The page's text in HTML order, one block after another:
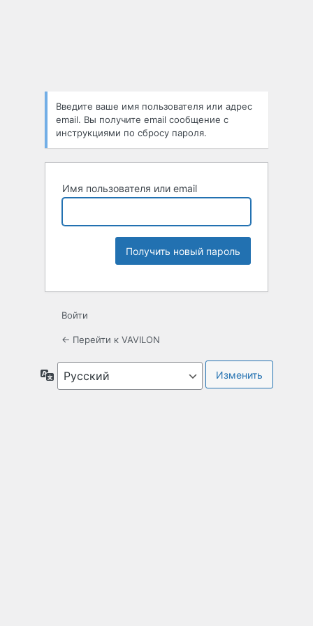
Введите ваше имя пользователя или адрес
email. Вы получите email сообщение с
инструкциями по сбросу пароля.
Имя пользователя или email
Войти
← Перейти к VAVILON
Язык